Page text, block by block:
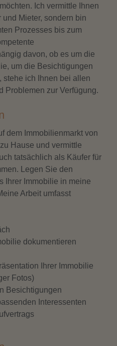
möchten. Ich vermittle Ihnen
Mieter, sondern bin
Prozesses bis zum
davon, ob es um die
um die Besichtigungen
stehe ich Ihnen bei allen
Problemen zur Verfügung.
dem Immobilienmarkt von
zu Hause und vermittle
tatsächlich als Käufer für
Legen Sie den
Ihrer Immobilie in meine
Arbeit umfasst
dokumentieren
Ihrer Immobilie
Fotos)
Besichtigungen
Interessenten